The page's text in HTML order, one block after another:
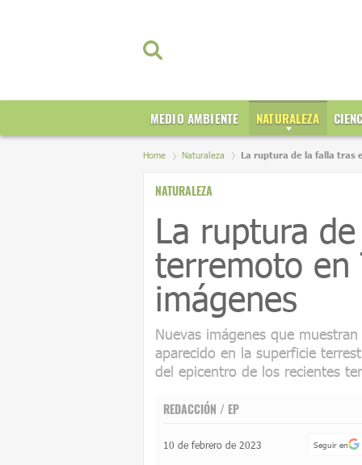
MEDIO AMBIENTE NATURALEZA
Home Naturaleza La ruptura de la falla tras
NATURALEZA
La ruptura
terremoto en
imágenes
Nuevas imágenes que
aparecido en la superficie
del epicentro de los recientes
REDACCIÓN / EP
10 de febrero de 2023 Seguir en